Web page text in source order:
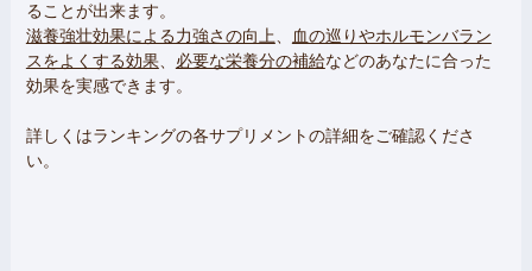
ることが出来ます。
滋養強壮効果による力強さの向上
血の巡りやホルモンバラン
スをよくする効果、 必要な栄養分の補給などのあなたに合った
効果を実感できます。
詳しくはランキングの各サプリメントの詳細をご確認くださ
い。